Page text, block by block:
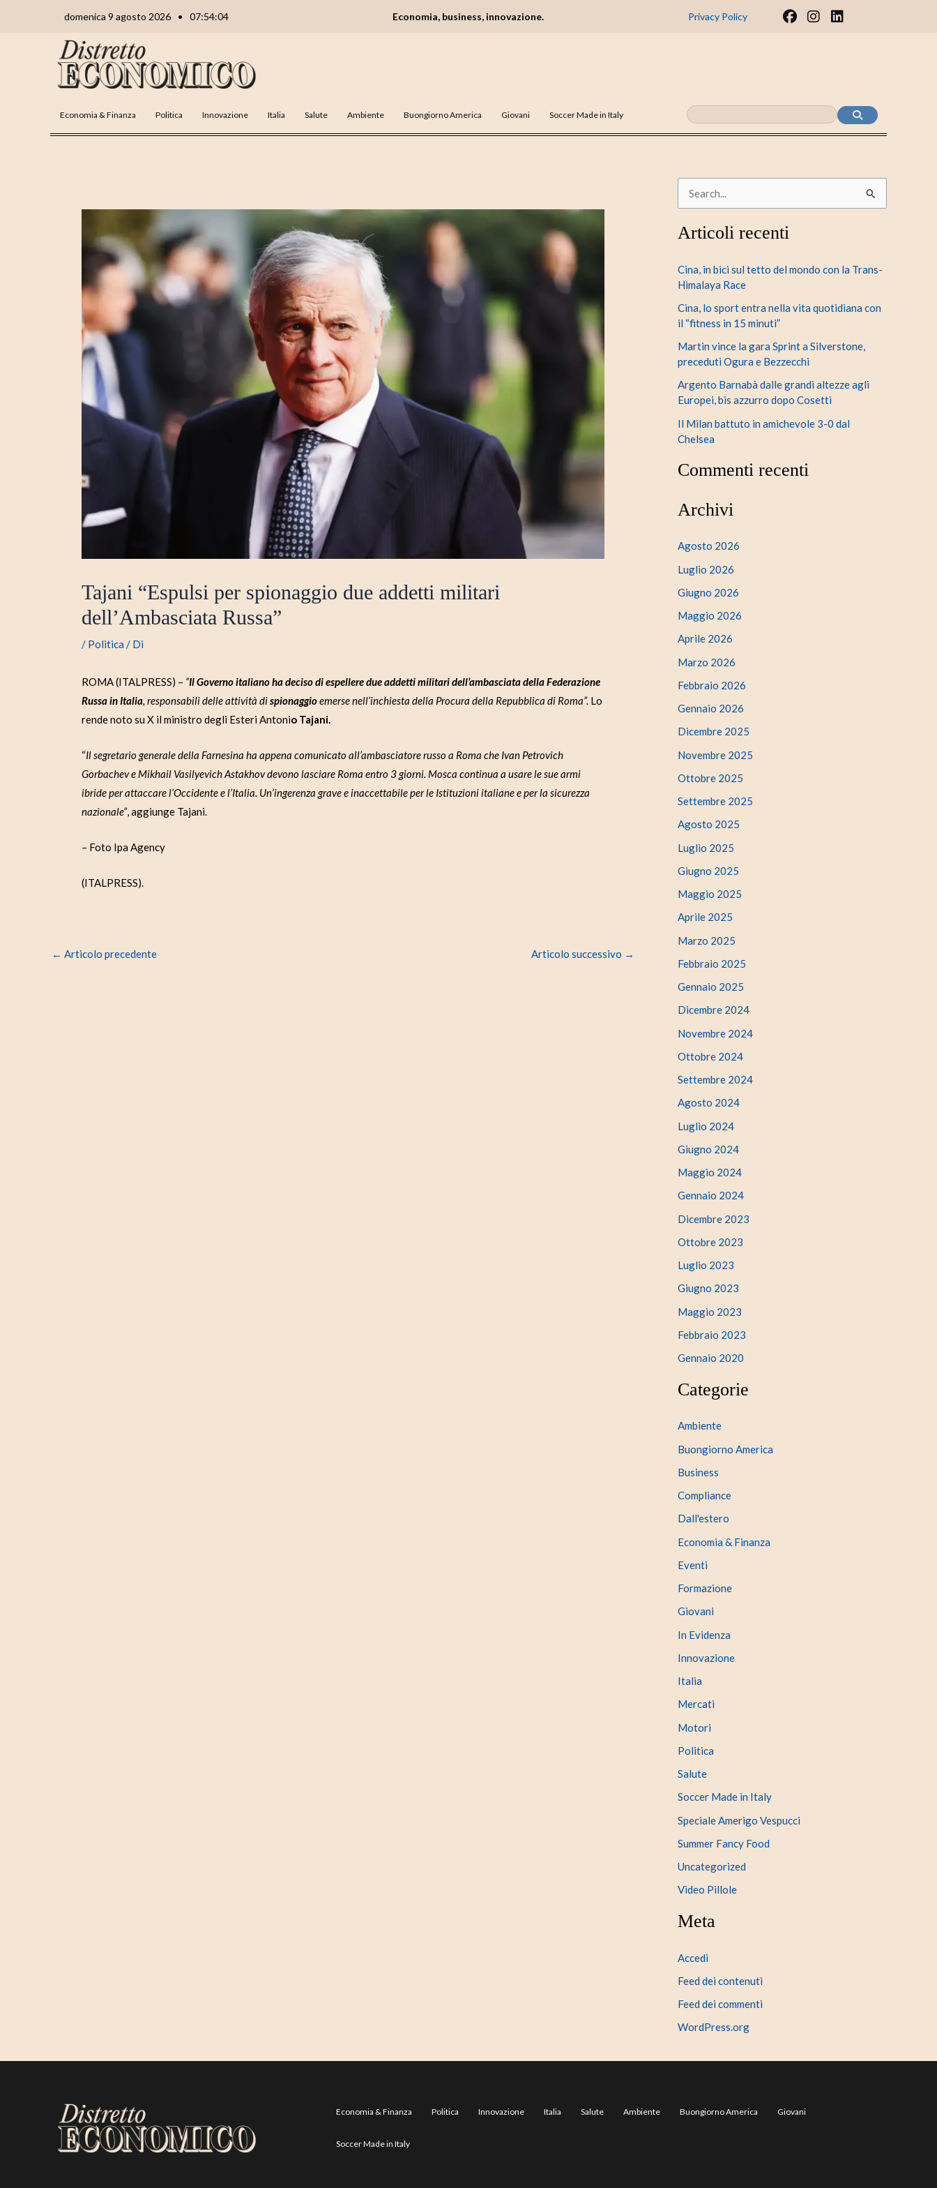
domenica 9 agosto 2026 • 07:54:05 Economia, business, innovazione. Privacy Policy
F
I
m
L
n
Economia & Finanza Politica Innovazione Italia Salute Ambiente Buongiorno America Giovani Soccer Made in Italy
Tajani “Espulsi per spionaggio due addetti militari
dell’Ambasciata Russa”
/ Politica / Di
ROMA (ITALPRESS) – “Il Governo italiano ha deciso di espellere due addetti militari dell’ambasciata della Federazione
Russa in Italia, responsabili delle attività dispionaggioemerse nell’inchiesta della Procura della Repubblica di Roma”. Lo
rende noto su X il ministro degli Esteri Antonio Tajani.
“Il segretario generale della Farnesina ha appena comunicato all’ambasciatore russo a Roma che Ivan Petrovich
Gorbachev e Mikhail Vasilyevich Astakhov devono lasciare Roma entro 3 giorni. Mosca continua a usare le sue armi
ibride per attaccare l’Occidente e l’Italia. Un’ingerenza grave e inaccettabile per le Istituzioni italiane e per la sicurezza
nazionale”, aggiunge Tajani.
– Foto Ipa Agency
(ITALPRESS).
← Articolo precedente Articolo successivo →
r
a
Articoli recenti
Cina, in bici sul tetto del mondo con la Trans-
Himalaya Race
Cina, lo sport entra nella vita quotidiana con
il “fitness in 15 minuti”
Martin vince la gara Sprint a Silverstone,
preceduti Ogura e Bezzecchi
Argento Barnabà dalle grandi altezze agli
Europei, bis azzurro dopo Cosetti
Il Milan battuto in amichevole 3-0 dal
Chelsea
Commenti recenti
Archivi
Agosto 2026
Luglio 2026
Giugno 2026
Maggio 2026
Aprile 2026
Marzo 2026
Febbraio 2026
Gennaio 2026
Dicembre 2025
Novembre 2025
Ottobre 2025
Settembre 2025
Agosto 2025
Luglio 2025
Giugno 2025
Maggio 2025
Aprile 2025
Marzo 2025
Febbraio 2025
Gennaio 2025
Dicembre 2024
Novembre 2024
Ottobre 2024
Settembre 2024
Agosto 2024
Luglio 2024
Giugno 2024
Maggio 2024
Gennaio 2024
Dicembre 2023
Ottobre 2023
Luglio 2023
Giugno 2023
Maggio 2023
Febbraio 2023
Gennaio 2020
Categorie
Ambiente
Buongiorno America
Business
Compliance
Dall'estero
Economia & Finanza
Eventi
Formazione
Giovani
In Evidenza
Innovazione
Italia
Mercati
Motori
Politica
Salute
Soccer Made in Italy
Speciale Amerigo Vespucci
Summer Fancy Food
Uncategorized
Video Pillole
Meta
Accedi
Feed dei contenuti
Feed dei commenti
WordPress.org
Economia & Finanza Politica Innovazione Italia Salute Ambiente Buongiorno America Giovani
Soccer Made in Italy